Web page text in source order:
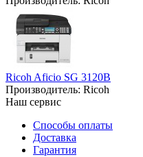
Ricoh Aficio SG 3120B
Производитель: Ricoh
Наш сервис
Способы оплаты
Доставка
Гарантия